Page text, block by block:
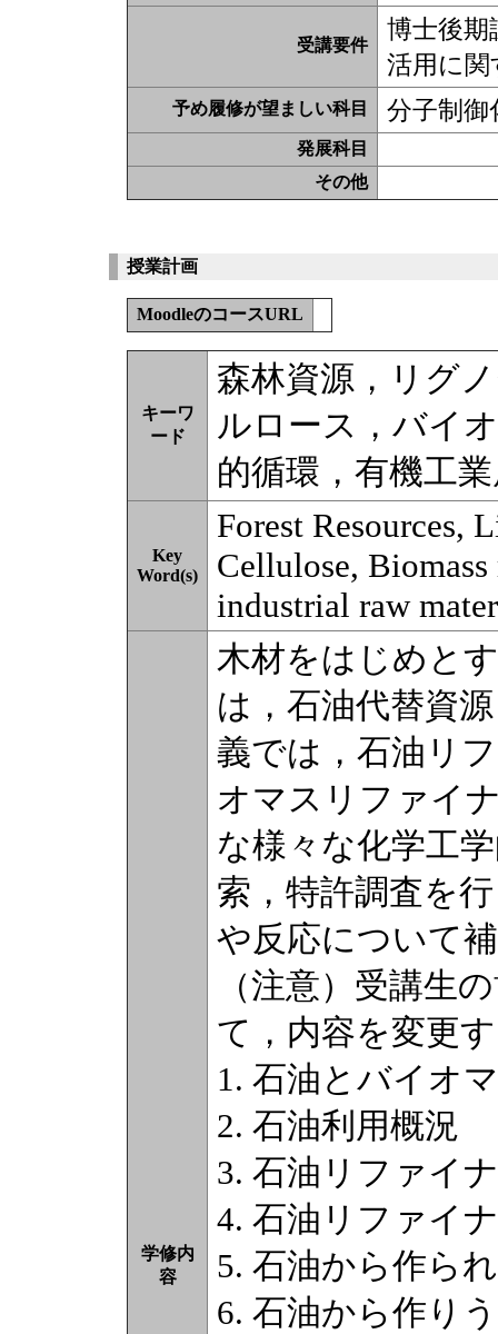
受講要件
博士後
活用に
予め履修が望ましい科目 分子制御
発展科目
その他
授業計画
MoodleのコースURL
キーワ
ード
森林資源，リグ
ルロース，バイ
的循環，有機工
Key
Word(s)
Forest Resources,
Cellulose,
industrial raw
学修内
容
木材をはじめと
は，石油代替資
義では，石油リ
オマスリファイ
な様々な化学工
索，特許調査を
や反応について
（注意）受講生
て，内容を変更
1. 石油とバイオ
2. 石油利用概況
3. 石油リファイ
4. 石油リファイ
5. 石油から作ら
6. 石油から作り